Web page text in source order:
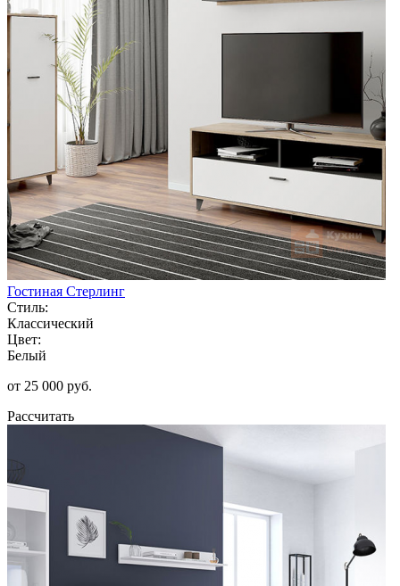
Гостиная Стерлинг
Стиль:
Классический
Цвет:
Белый
от 25 000 руб.
Рассчитать